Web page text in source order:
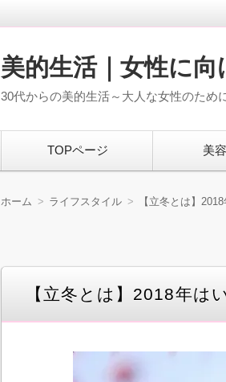
美的生活｜女性に
30代からの美的生活～大人な女性のため
TOPページ 美
ホーム ライフスタイル 【立冬とは】
【立冬とは】2018年は